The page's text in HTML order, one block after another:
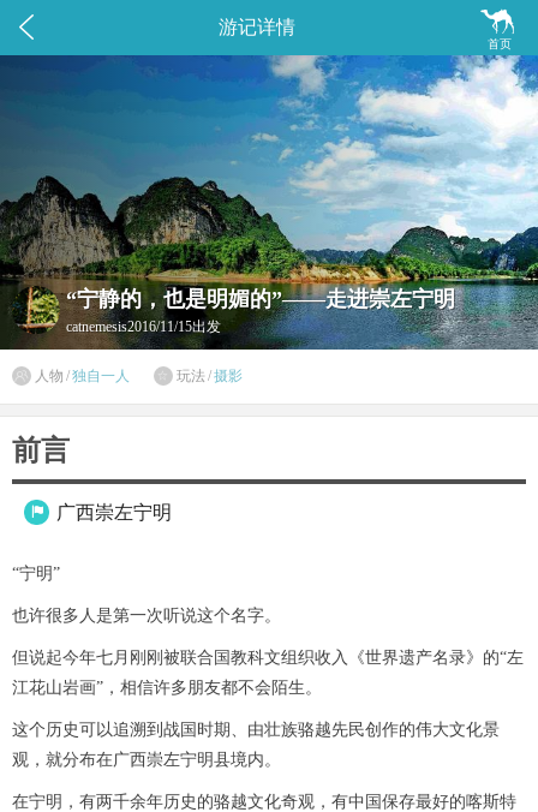
 
首页
游记详情
“宁静的，也是明媚的”——走进崇左宁明
catnemesis2016/11/15出发
 人物 /独自一人  玩法 /摄影
前言
 广西崇左宁明
“宁明”
也许很多人是第一次听说这个名字。
但说起今年七月刚刚被联合国教科文组织收入《世界遗产名录》的“左
江花山岩画”，相信许多朋友都不会陌生。
这个历史可以追溯到战国时期、由壮族骆越先民创作的伟大文化景
观，就分布在广西崇左宁明县境内。
在宁明，有两千余年历史的骆越文化奇观，有中国保存最好的喀斯特